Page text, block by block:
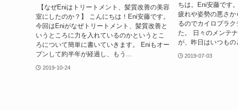
【なぜEniはトリートメント、髪質改善の美容
室にしたのか？】 こんにちは！Eni安藤です。
今回はEniがなぜトリートメント、髪質改善と
いうところに力を入れているのかというとこ
ろについて簡単に書いていきます。 Eniもオー
プンして約半年が経過し、もう...
2019-10-24
ちは。Eni安藤です
疲れや姿勢の悪さ
るのでカイロプラ
た。 日々のメンテ
が、昨日はいつもの
2019-07-03